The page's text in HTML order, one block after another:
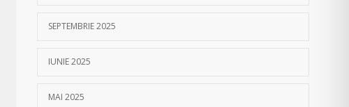
SEPTEMBRIE 2025
IUNIE 2025
MAI 2025